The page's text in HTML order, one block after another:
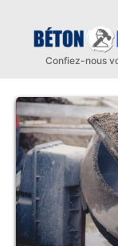
contenu